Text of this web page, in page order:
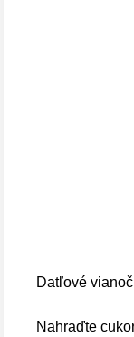
Datľové
Nahraďte